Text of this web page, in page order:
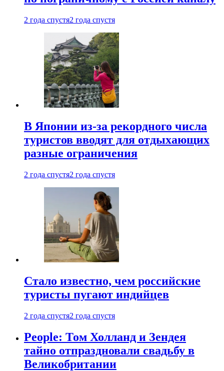
2 года спустя2 года спустя
В Японии из-за рекордного числа
туристов вводят для отдыхающих
разные ограничения
2 года спустя2 года спустя
Стало известно, чем российские
туристы пугают индийцев
2 года спустя2 года спустя
People: Том Холланд и Зендея
тайно отпраздновали свадьбу в
Великобритании